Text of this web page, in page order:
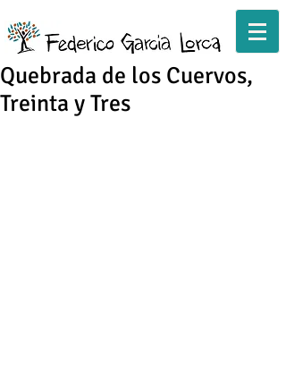
Quebrada de los Cuervos,
Treinta y Tres